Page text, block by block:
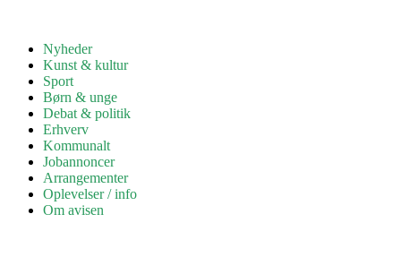
Nyheder
Kunst & kultur
Sport
Børn & unge
Debat & politik
Erhverv
Kommunalt
Jobannoncer
Arrangementer
Oplevelser / info
Om avisen